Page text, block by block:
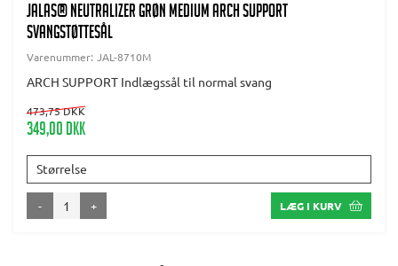
JALAS® Neutralizer Grøn Medium arch support
svangstøttesål
Varenummer: JAL-8710M
ARCH SUPPORT Indlægssål til normal svang
473,75 DKK
349,00 DKK
Størrelse
- + LÆG I KURV